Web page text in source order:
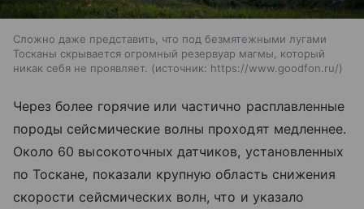
Сложно даже представить, что под безмятежными лугами
Тосканы скрывается огромный резервуар магмы, который
никак себя не проявляет.
источник: https://www.goodfon.ru/
Через более горячие или частично расплавленные
породы сейсмические волны проходят медленнее.
Около 60 высокоточных датчиков, установленных
по Тоскане, показали крупную область снижения
скорости сейсмических волн, что и указало